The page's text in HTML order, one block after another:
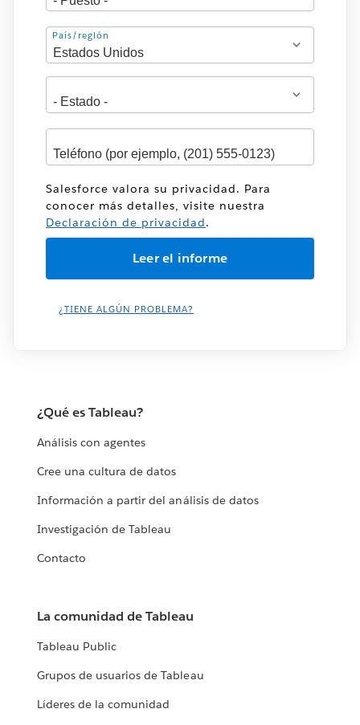
Dirección
País/región
Salesforce valora su privacidad. Para
conocer más detalles, visite nuestra
Declaración de privacidad.
¿TIENE ALGÚN PROBLEMA?
¿Qué es Tableau?
Análisis con agentes
Cree una cultura de datos
Información a partir del análisis de datos
Investigación de Tableau
Contacto
La comunidad de Tableau
Tableau Public
Grupos de usuarios de Tableau
Líderes de la comunidad